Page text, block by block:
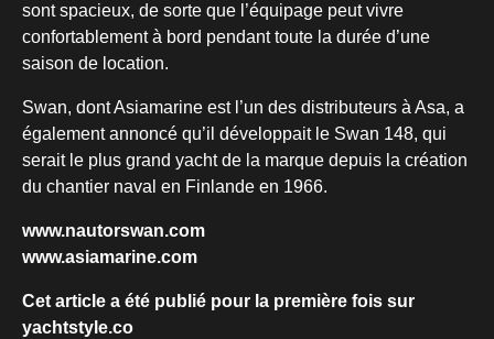
sont spacieux, de sorte que l’équipage peut vivre
confortablement à bord pendant toute la durée d’une
saison de location.
Swan, dont Asiamarine est l’un des distributeurs à Asa, a
également annoncé qu’il développait le Swan 148, qui
serait le plus grand yacht de la marque depuis la création
du chantier naval en Finlande en 1966.
www.nautorswan.com
www.asiamarine.com
Cet article a été publié pour la première fois sur
yachtstyle.co